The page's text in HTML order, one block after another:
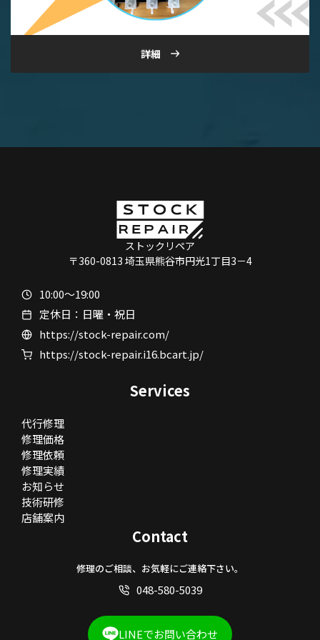
詳細
ストックリペア
〒360-0813 埼玉県熊谷市円光1丁目3－4
10:00〜19:00
定休日：日曜・祝日
https://stock-repair.com/
https://stock-repair.i16.bcart.jp/
Services
代行修理
修理価格
修理依頼
修理実績
お知らせ
技術研修
店舗案内
Contact
修理のご相談、お気軽にご連絡下さい。
048-580-5039
LINEでお問い合わせ